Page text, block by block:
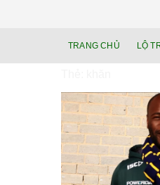
TRANG CHỦ LỘ